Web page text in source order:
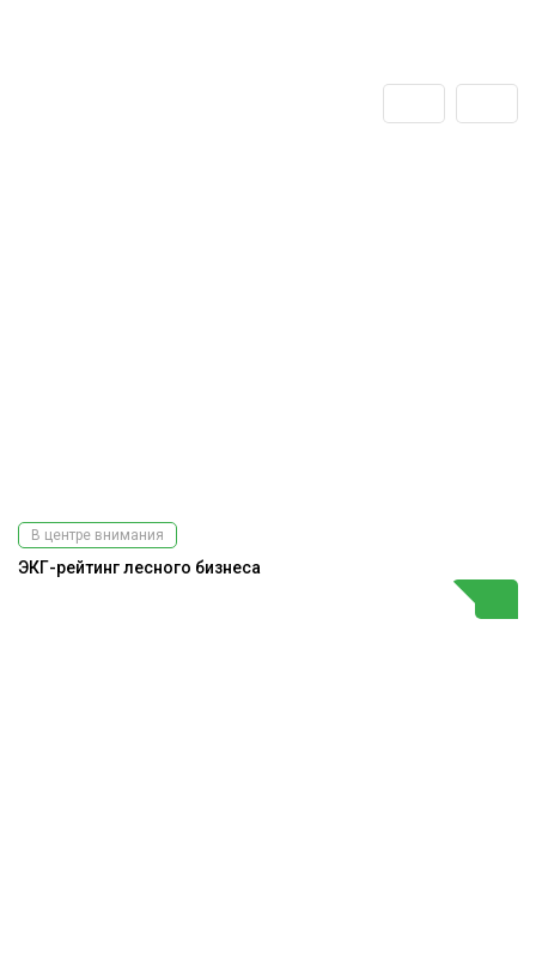
В центре внимания
ЭКГ-рейтинг лесного бизнеса